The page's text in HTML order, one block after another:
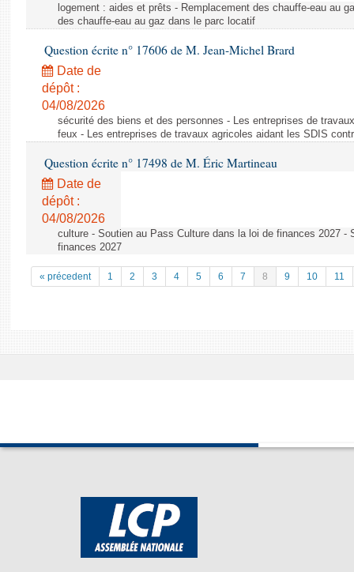
logement : aides et prêts - Remplacement des chauffe-eau au
des chauffe-eau au gaz dans le parc locatif
Question écrite n° 17606 de M. Jean-Michel Brard
Date de
dépôt :
04/08/2026
sécurité des biens et des personnes - Les entreprises de
feux - Les entreprises de travaux agricoles aidant les SDIS
Question écrite n° 17498 de M. Éric Martineau
Date de
dépôt :
04/08/2026
culture - Soutien au Pass Culture dans la loi de finances 2027 -
finances 2027
« précedent 1 2 3 4 5 6 7 8 9 10 11